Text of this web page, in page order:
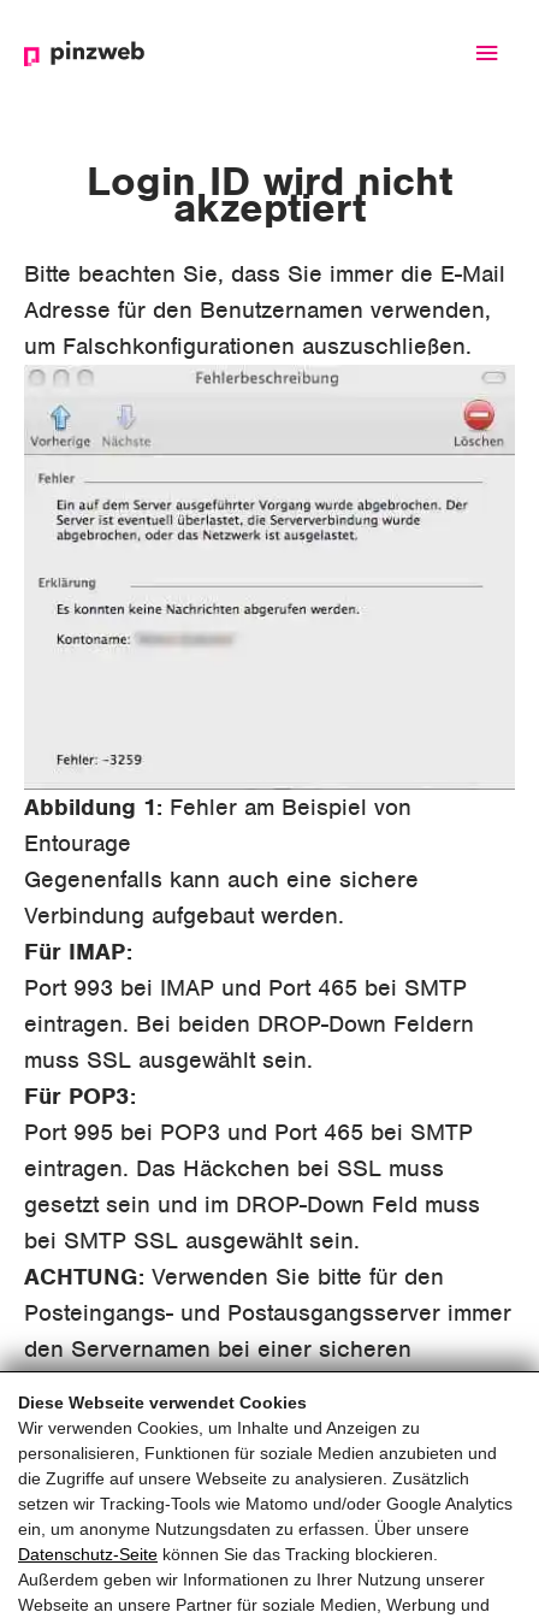
Diese Webseite verwendet Cookies
Wir verwenden Cookies, um Inhalte und Anzeigen zu
personalisieren, Funktionen für soziale Medien anzubieten und
die Zugriffe auf unsere Webseite zu analysieren. Zusätzlich
setzen wir Tracking-Tools wie Matomo und/oder Google Analytics
ein, um anonyme Nutzungsdaten zu erfassen. Über unsere
Datenschutz-Seite können Sie das Tracking blockieren.
Außerdem geben wir Informationen zu Ihrer Nutzung unserer
Webseite an unsere Partner für soziale Medien, Werbung und
Login ID wird nicht
akzeptiert
Bitte beachten Sie, dass Sie immer die E-Mail
Adresse für den Benutzernamen verwenden,
um Falschkonfigurationen auszuschließen.
Abbildung 1: Fehler am Beispiel von
Entourage
Gegenenfalls kann auch eine sichere
Verbindung aufgebaut werden.
Für IMAP:
Port 993 bei IMAP und Port 465 bei SMTP
eintragen. Bei beiden DROP-Down Feldern
muss SSL ausgewählt sein.
Für POP3:
Port 995 bei POP3 und Port 465 bei SMTP
eintragen. Das Häckchen bei SSL muss
gesetzt sein und im DROP-Down Feld muss
bei SMTP SSL ausgewählt sein.
ACHTUNG: Verwenden Sie bitte für den
Posteingangs- und Postausgangsserver immer
den Servernamen bei einer sicheren
pinzweb.at GmbH & Co KG
Raiffeisenstraße 4, 5671 Bruck an der Glocknerstraße
Rögergasse 36/6, 1090 Wien